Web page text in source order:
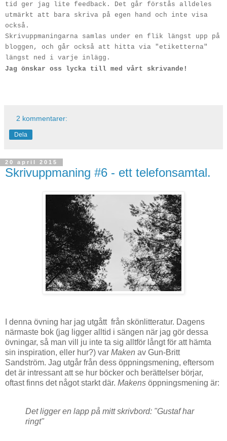
tid ger jag lite feedback. Det går förstås alldeles
utmärkt att bara skriva på egen hand och inte visa
också.
Skrivuppmaningarna samlas under en flik längst upp på
bloggen, och går också att hitta via "etiketterna"
längst ned i varje inlägg.
Jag önskar oss lycka till med vårt skrivande!
2 kommentarer:
Dela
20 april 2015
Skrivuppmaning #6 - ett telefonsamtal.
I denna övning har jag utgått från skönlitteratur. Dagens
närmaste bok (jag ligger alltid i sängen när jag gör dessa
övningar, så man vill ju inte ta sig alltför långt för att hämta
sin inspiration, eller hur?) var Maken av Gun-Britt
Sandström. Jag utgår från dess öppningsmening, eftersom
det är intressant att se hur böcker och berättelser börjar,
oftast finns det något starkt där. Makens öppningsmening är:
Det ligger en lapp på mitt skrivbord: "Gustaf har
ringt"